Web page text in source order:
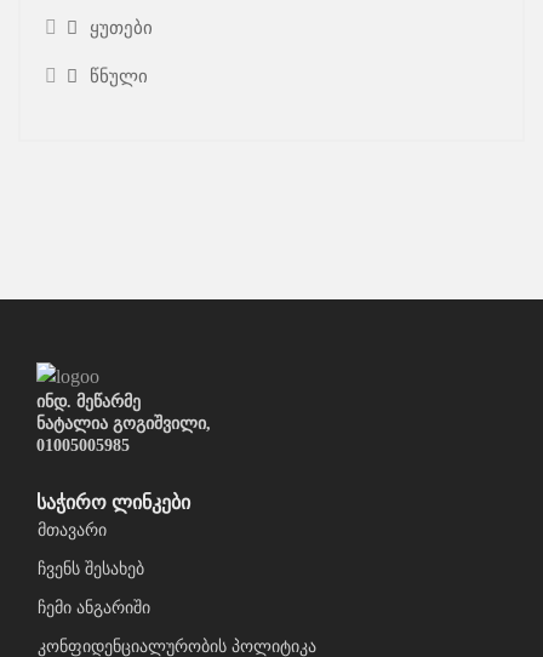
ყუთები
წნული
ინდ. მეწარმე
ნატალია გოგიშვილი,
01005005985
საჭირო ლინკები
მთავარი
ჩვენს შესახებ
ჩემი ანგარიში
კონფიდენციალურობის პოლიტიკა